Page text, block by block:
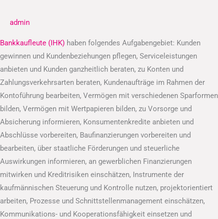
admin
Bankkaufleute (IHK) haben folgendes Aufgabengebiet: Kunden
gewinnen und Kundenbeziehungen pflegen, Serviceleistungen
anbieten und Kunden ganzheitlich beraten, zu Konten und
Zahlungsverkehrsarten beraten, Kundenaufträge im Rahmen der
Kontoführung bearbeiten, Vermögen mit verschiedenen Sparformen
bilden, Vermögen mit Wertpapieren bilden, zu Vorsorge und
Absicherung informieren, Konsumentenkredite anbieten und
Abschlüsse vorbereiten, Baufinanzierungen vorbereiten und
bearbeiten, über staatliche Förderungen und steuerliche
Auswirkungen informieren, an gewerblichen Finanzierungen
mitwirken und Kreditrisiken einschätzen, Instrumente der
kaufmännischen Steuerung und Kontrolle nutzen, projektorientiert
arbeiten, Prozesse und Schnittstellenmanagement einschätzen,
Kommunikations- und Kooperationsfähigkeit einsetzen und